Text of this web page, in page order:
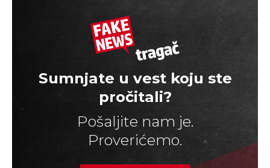
Sumnjate u vest koju ste
pročitali?
Pošaljite nam je.
Proverićemo.